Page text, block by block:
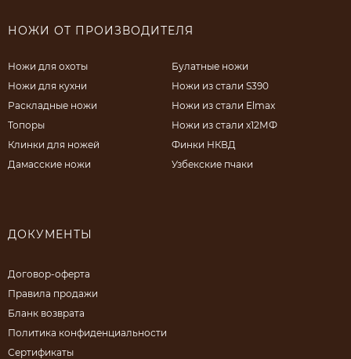
НОЖИ ОТ ПРОИЗВОДИТЕЛЯ
Ножи для охоты
Ножи для кухни
Раскладные ножи
Топоры
Клинки для ножей
Дамасские ножи
Булатные ножи
Ножи из стали S390
Ножи из стали Elmax
Ножи из стали х12МФ
Финки НКВД
Узбекские пчаки
ДОКУМЕНТЫ
Договор-оферта
Правила продажи
Бланк возврата
Политика конфиденциальности
Сертификаты